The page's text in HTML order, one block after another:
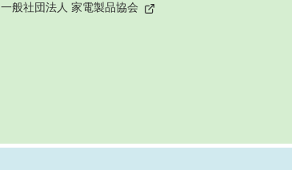
一般社団法人 家電製品協会